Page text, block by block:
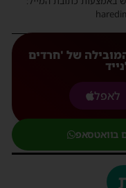
של 'חרדים
לאפל
בוואטסאפ